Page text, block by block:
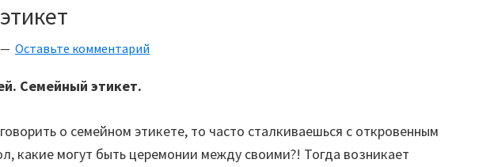
Оставьте комментарий
Семейный этикет.
о семейном этикете, то часто сталкиваешься с откровенным
какие могут быть церемонии между своими?! Тогда возникает